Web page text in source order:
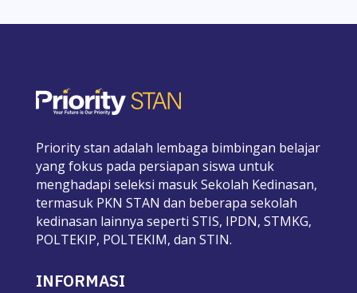
Priority stan adalah lembaga bimbingan belajar
yang fokus pada persiapan siswa untuk
menghadapi seleksi masuk Sekolah Kedinasan,
termasuk PKN STAN dan beberapa sekolah
kedinasan lainnya seperti STIS, IPDN, STMKG,
POLTEKIP, POLTEKIM, dan STIN.
INFORMASI